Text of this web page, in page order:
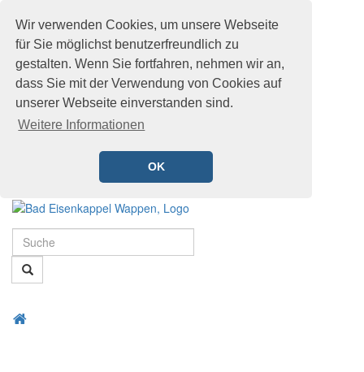
Wir verwenden Cookies, um unsere Webseite
für Sie möglichst benutzerfreundlich zu
gestalten. Wenn Sie fortfahren, nehmen wir an,
dass Sie mit der Verwendung von Cookies auf
unserer Webseite einverstanden sind.
Weitere Informationen
OK
Schnellmenü
Zur
springen,
Accesskey
Zur
springen,
Suche
Suche
Schnellmenü
Startseite